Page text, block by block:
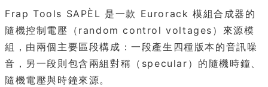
Frap Tools SAPÈL 是一款 Eurorack 模組合成器的
隨機控制電壓（random control voltages）來源模
組，由兩個主要區段構成：一段產生四種版本的音訊噪
音，另一段則包含兩組對稱（specular）的隨機時鐘、
隨機電壓與時鐘來源。